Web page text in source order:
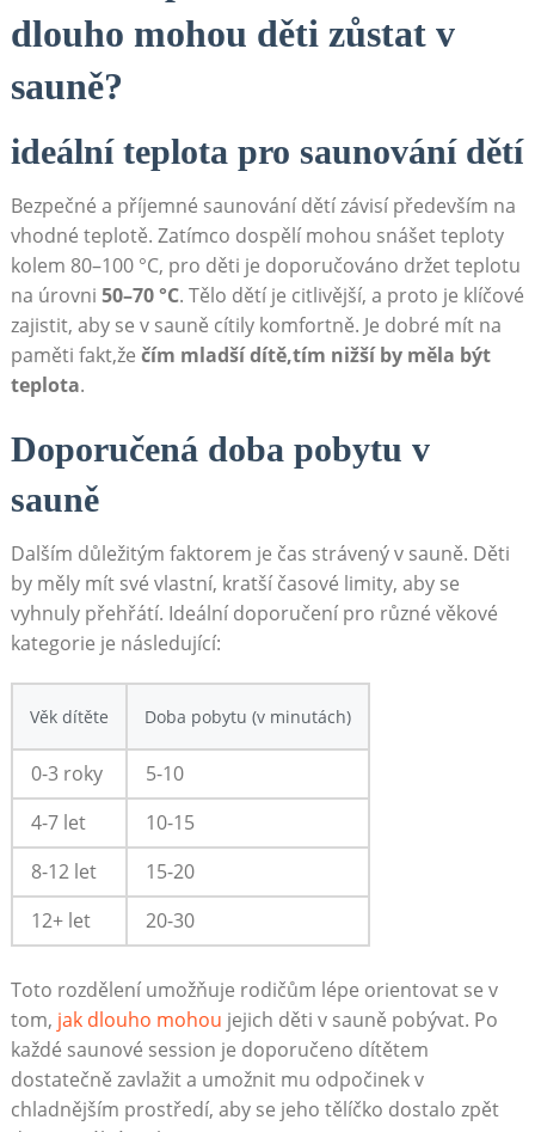
dlouho mohou děti zůstat v
sauně?
ideální ⁣teplota pro saunování dětí
Bezpečné a příjemné saunování dětí závisí‌ především na
vhodné teplotě. Zatímco dospělí mohou snášet teploty⁢
kolem 80–100 °C,​ pro děti je doporučováno držet teplotu
na ⁢úrovni 50–70 °C.​ Tělo dětí je citlivější, a proto je klíčové
zajistit, aby ⁤se v sauně cítily komfortně.‌ Je dobré mít na
paměti fakt,že čím mladší dítě,tím nižší by měla ‌být
teplota.
Doporučená doba pobytu v
sauně
Dalším‌ důležitým faktorem je čas strávený v sauně. Děti
by měly mít své vlastní, kratší časové limity, aby se
vyhnuly přehřátí. Ideální​ doporučení pro různé věkové
kategorie ‌je následující:
Věk​ dítěte Doba pobytu (v minutách)
0-3 roky
5-10
4-7 let
10-15
8-12 let
15-20
12+ let
20-30
Toto rozdělení umožňuje ⁤rodičům lépe orientovat se v
tom, jak dlouho mohou jejich děti⁣ v sauně pobývat. Po
každé saunové session je doporučeno ‍dítětem
dostatečně zavlažit⁣ a umožnit mu ⁣odpočinek v
chladnějším ⁣prostředí,⁢ aby se jeho tělíčko dostalo zpět